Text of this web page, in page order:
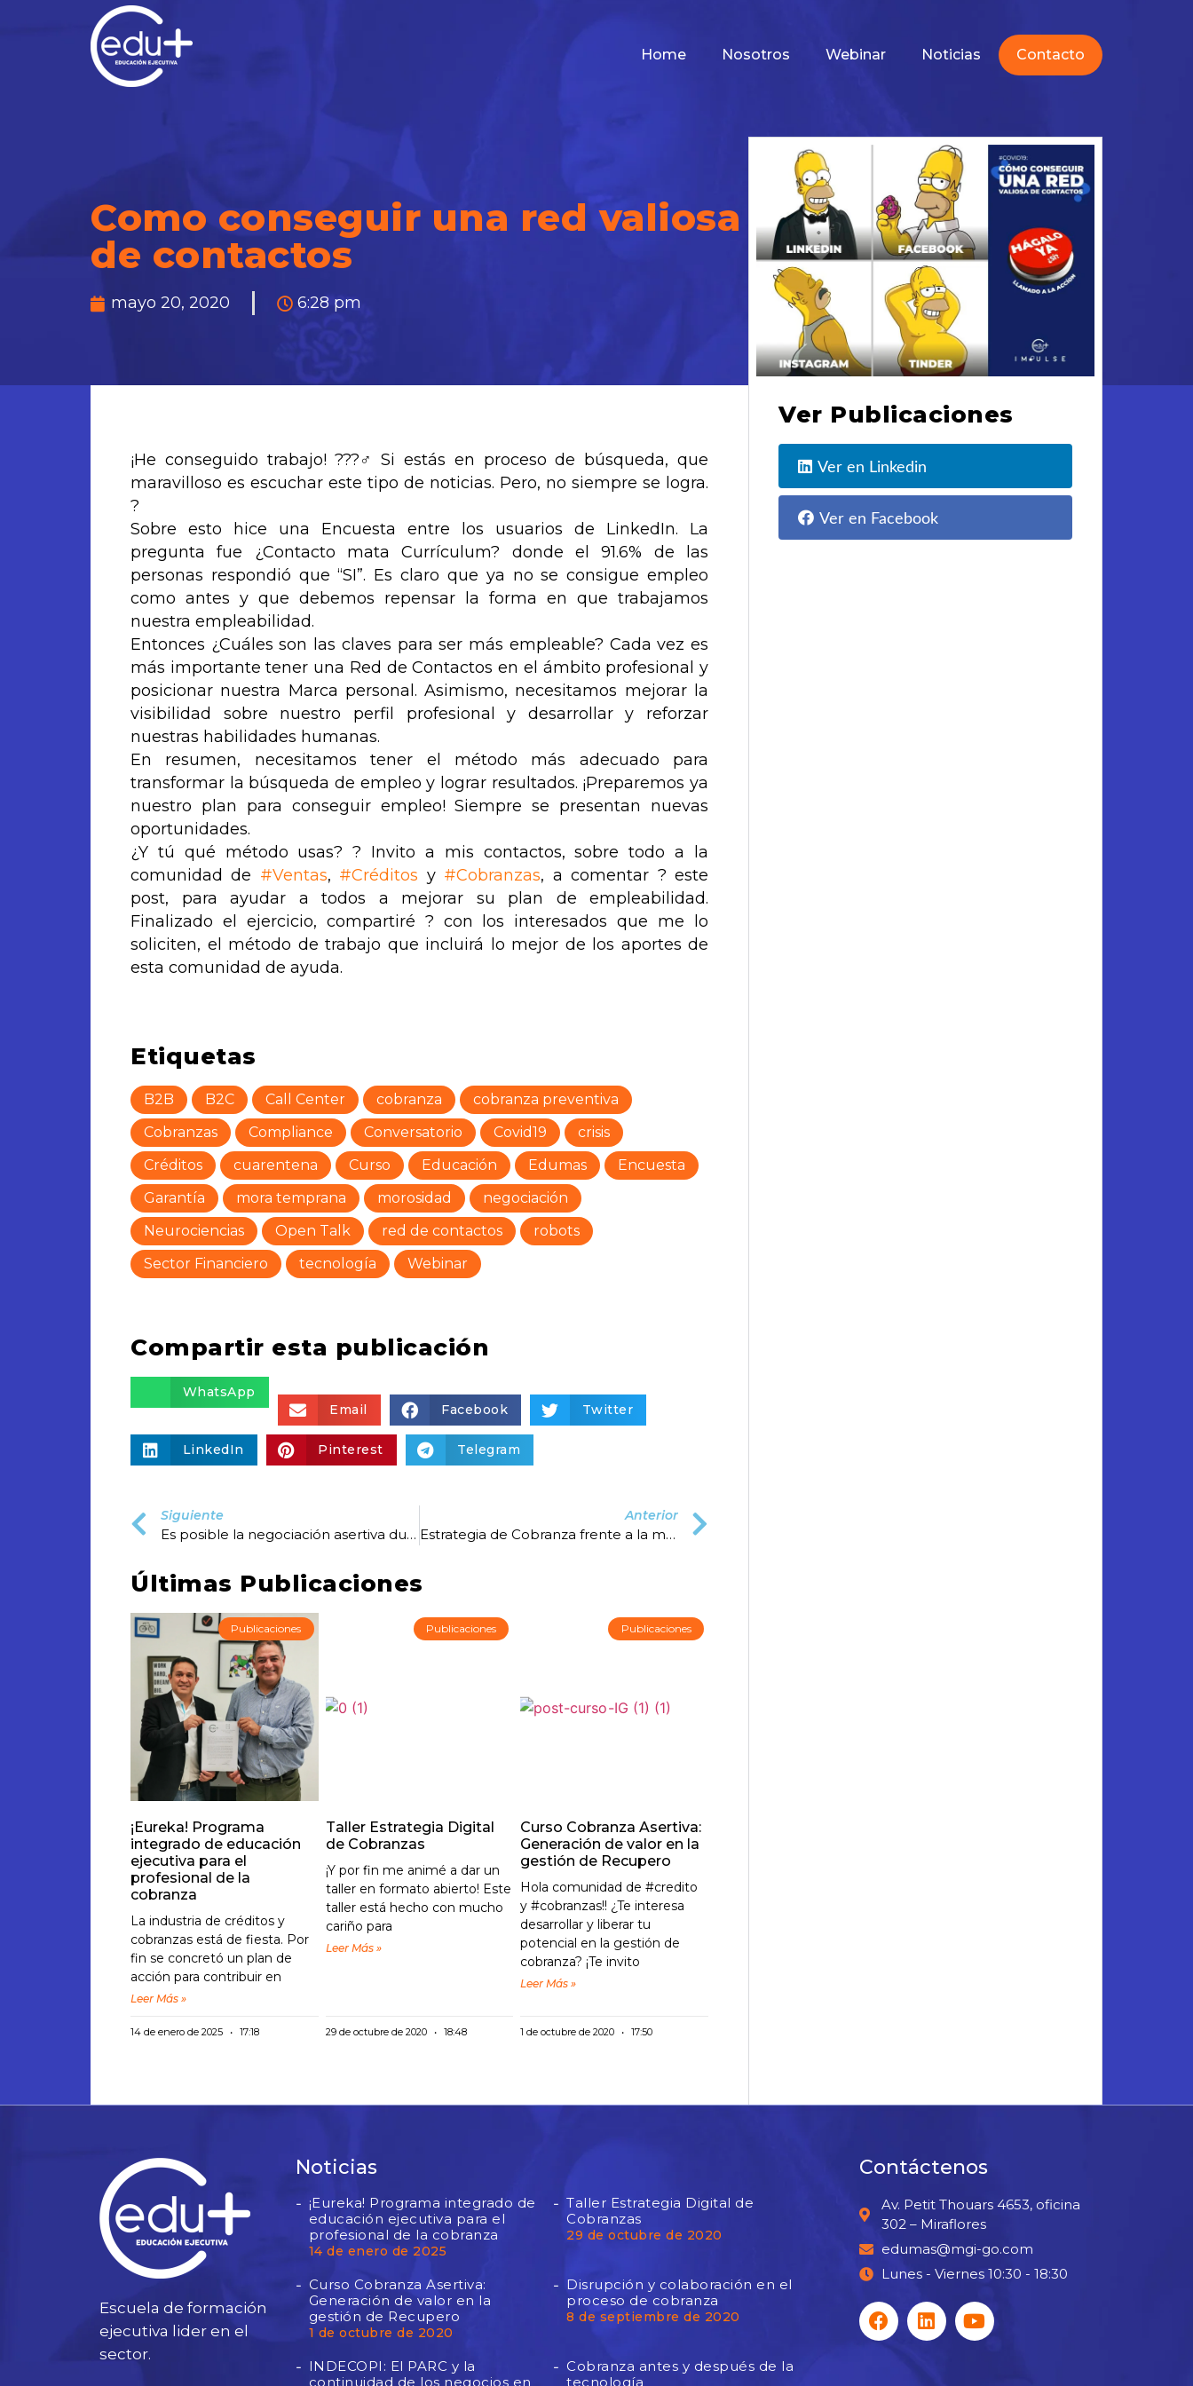
Home Nosotros Webinar Noticias Contacto
Como conseguir una red valiosa
de contactos
mayo 20, 2020 6:28 pm
¡He conseguido trabajo! ???‍♂️Si estás en proceso de búsqueda, que
maravilloso es escuchar este tipo de noticias. Pero, no siempre se logra.
?
Sobre esto hice una Encuesta entre los usuarios de LinkedIn. La
pregunta fue ¿Contacto mata Currículum? donde el 91.6% de las
personas respondió que “SI”. Es claro que ya no se consigue empleo
como antes y que debemos repensar la forma en que trabajamos
nuestra empleabilidad.
Entonces ¿Cuáles son las claves para ser más empleable? Cada vez es
más importante tener una Red de Contactos en el ámbito profesional y
posicionar nuestra Marca personal. Asimismo, necesitamos mejorar la
visibilidad sobre nuestro perfil profesional y desarrollar y reforzar
nuestras habilidades humanas.
En resumen, necesitamos tener el método más adecuado para
transformar la búsqueda de empleo y lograr resultados. ¡Preparemos ya
nuestro plan para conseguir empleo! Siempre se presentan nuevas
oportunidades.
¿Y tú qué método usas? ? Invito a mis contactos, sobre todo a la
comunidad de #Ventas, #Créditos y #Cobranzas, a comentar ? este
post, para ayudar a todos a mejorar su plan de empleabilidad.
Finalizado el ejercicio, compartiré ? con los interesados que me lo
soliciten, el método de trabajo que incluirá lo mejor de los aportes de
esta comunidad de ayuda.
Etiquetas
B2B B2C Call Center cobranza
cobranza preventiva
Cobranzas
Compliance Conversatorio Covid19
crisis
Créditos
cuarentena Curso Educación Edumas
Encuesta
Garantía
mora temprana morosidad
negociación
Neurociencias
Open Talk red de contactos
robots
Sector Financiero
tecnología Webinar
Compartir esta publicación
WhatsApp
Email
Facebook Twitter
LinkedIn Pinterest Telegram
Siguiente
Es posible la negociación asertiva durante el Covid19
Anterior
Estrategia de Cobranza frente a la morosidad
Últimas Publicaciones
Publicaciones
¡Eureka! Programa
integrado de educación
ejecutiva para el
profesional de la
cobranza
La industria de créditos y
cobranzas está de fiesta. Por
fin se concretó un plan de
acción para contribuir en
Leer Más »
14 de enero de 2025 17:18
Publicaciones
Taller Estrategia Digital
de Cobranzas
¡Y por fin me animé a dar un
taller en formato abierto! Este
taller está hecho con mucho
cariño para
Leer Más »
29 de octubre de 2020 18:48
Publicaciones
Curso Cobranza Asertiva:
Generación de valor en la
gestión de Recupero
Hola comunidad de #credito
y #cobranzas!! ¿Te interesa
desarrollar y liberar tu
potencial en la gestión de
cobranza? ¡Te invito
Leer Más »
1 de octubre de 2020 17:50
Ver Publicaciones
Ver en Linkedin
Ver en Facebook
Escuela de formación
ejecutiva lider en el
sector.
Noticias
¡Eureka! Programa integrado de
educación ejecutiva para el
profesional de la cobranza
14 de enero de 2025
Taller Estrategia Digital de
Cobranzas
29 de octubre de 2020
Curso Cobranza Asertiva:
Generación de valor en la
gestión de Recupero
1 de octubre de 2020
Disrupción y colaboración en el
proceso de cobranza
8 de septiembre de 2020
INDECOPI: El PARC y la
continuidad de los negocios en
Cobranza antes y después de la
tecnología
Contáctenos
Av. Petit Thouars 4653, oficina
302 – Miraflores
edumas@mgi-go.com
Lunes - Viernes 10:30 - 18:30